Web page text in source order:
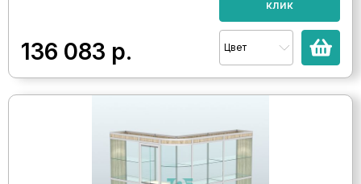
136 083 р.
клик
Цвет